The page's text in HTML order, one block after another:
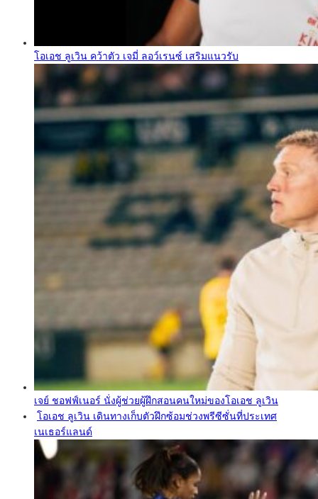
โอเอช ลูเวิน คว้าตัว เจมี่ ลอว์เรนซ์ เสริมแนวรับ
เจย์ ชอฟฟ์เนอร์ นั่งผู้ช่วยผู้ฝึกสอนคนใหม่ของโอเอช ลูเวิน
โอเอช ลูเวิน เดินทางเก็บตัวฝึกซ้อมช่วงพรีซีซั่นที่ประเทศ
เนเธอร์แลนด์